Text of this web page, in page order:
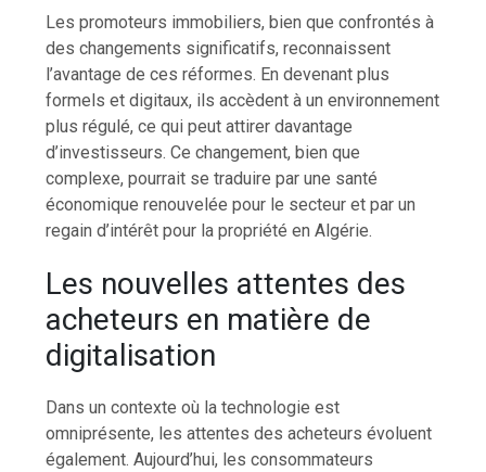
Les promoteurs immobiliers, bien que confrontés à
des changements significatifs, reconnaissent
l’avantage de ces réformes. En devenant plus
formels et digitaux, ils accèdent à un environnement
plus régulé, ce qui peut attirer davantage
d’investisseurs. Ce changement, bien que
complexe, pourrait se traduire par une santé
économique renouvelée pour le secteur et par un
regain d’intérêt pour la propriété en Algérie.
Les nouvelles attentes des
acheteurs en matière de
digitalisation
Dans un contexte où la technologie est
omniprésente, les attentes des acheteurs évoluent
également. Aujourd’hui, les consommateurs